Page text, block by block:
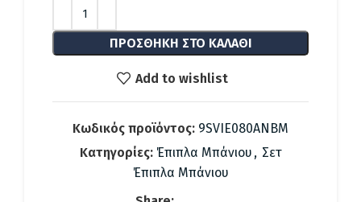
850.00 €.
ΠΡΟΣΘΉΚΗ ΣΤΟ ΚΑΛΆΘΙ
Add to wishlist
Κωδικός προϊόντος: 9SVIE080ANBM
Κατηγορίες: Έπιπλα Μπάνιου , Σετ
Έπιπλα Μπάνιου